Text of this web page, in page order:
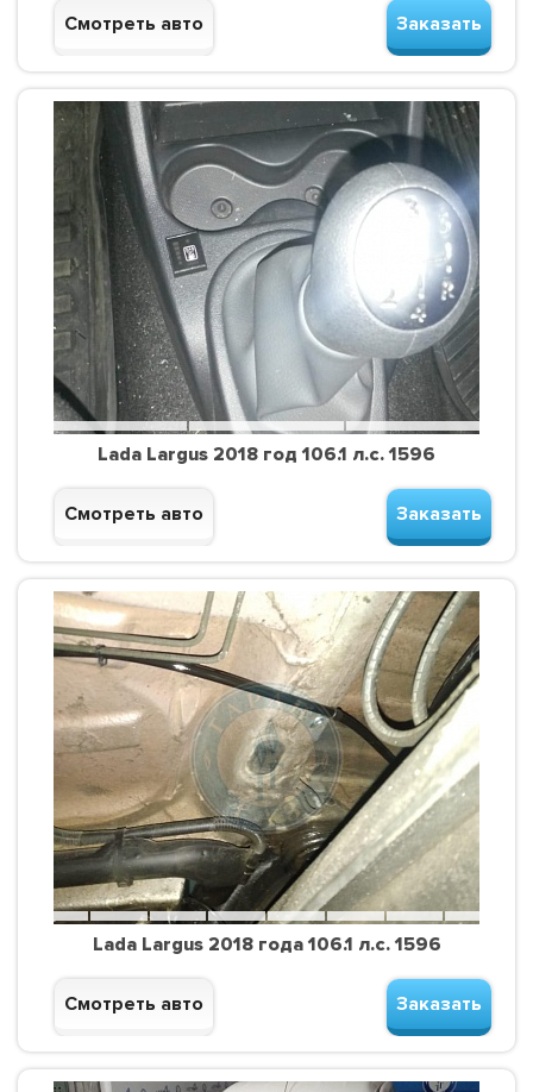
Смотреть авто Заказать
Lada Largus 2018 год 106.1 л.с. 1596
Смотреть авто Заказать
Lada Largus 2018 года 106.1 л.с. 1596
Смотреть авто Заказать